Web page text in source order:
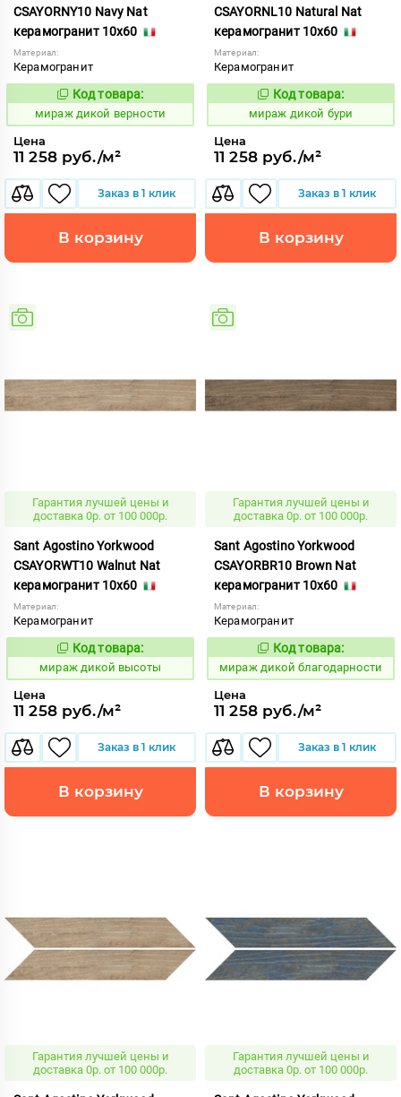
CSAYORNY10 Navy Nat
керамогранит 10x60
Материал:
Керамогранит
987506
Код товара:
мираж дикой верности
Цена
11 258 руб./м²
Заказ в 1 клик
В корзину
CSAYORNL10 Natural Nat
керамогранит 10x60
Материал:
Керамогранит
987505
Код товара:
мираж дикой бури
Цена
11 258 руб./м²
Заказ в 1 клик
В корзину
Гарантия лучшей цены и
доставка 0р. от 100 000р.
Sant Agostino Yorkwood
CSAYORWT10 Walnut Nat
керамогранит 10x60
Материал:
Керамогранит
987507
Код товара:
мираж дикой высоты
Цена
11 258 руб./м²
Заказ в 1 клик
В корзину
Гарантия лучшей цены и
доставка 0р. от 100 000р.
Sant Agostino Yorkwood
CSAYORBR10 Brown Nat
керамогранит 10x60
Материал:
Керамогранит
987503
Код товара:
мираж дикой благодарности
Цена
11 258 руб./м²
Заказ в 1 клик
В корзину
Гарантия лучшей цены и
доставка 0р. от 100 000р.
Гарантия лучшей цены и
доставка 0р. от 100 000р.